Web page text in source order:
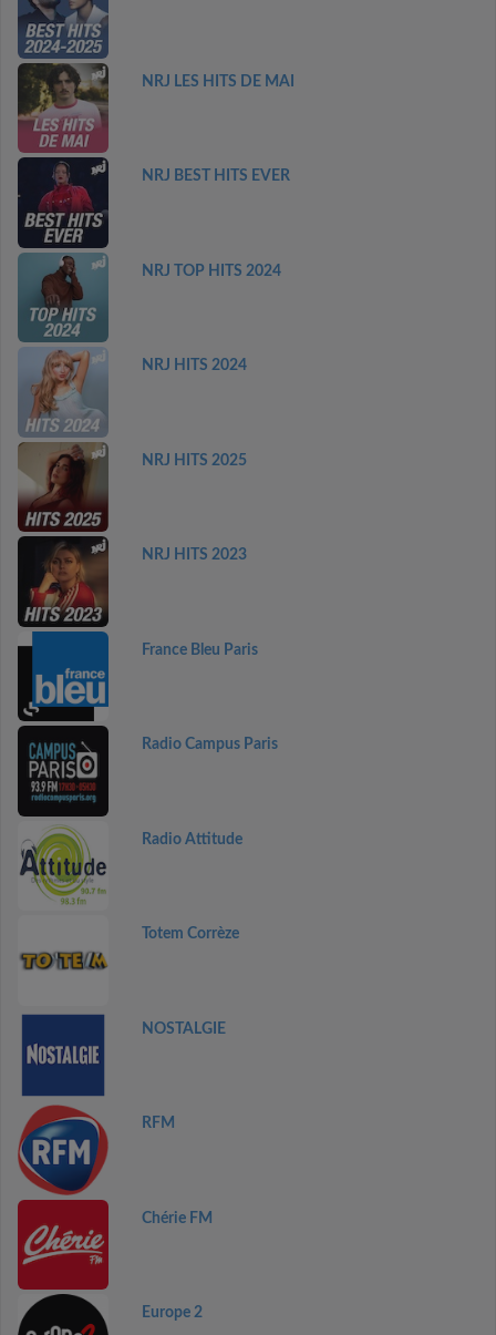
NRJ LES HITS DE MAI
NRJ BEST HITS EVER
NRJ TOP HITS 2024
NRJ HITS 2024
NRJ HITS 2025
NRJ HITS 2023
France Bleu Paris
Radio Campus Paris
Radio Attitude
Totem Corrèze
NOSTALGIE
RFM
Chérie FM
Europe 2